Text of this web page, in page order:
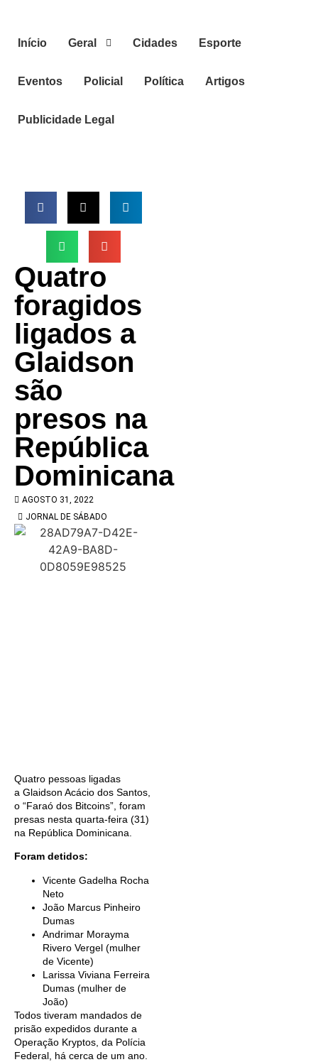
Início Geral Cidades Esporte
Eventos Policial Política Artigos
Publicidade Legal
Quatro
foragidos
ligados a
Glaidson
são
presos na
República
Dominicana
AGOSTO 31, 2022
JORNAL DE SÁBADO
Quatro pessoas ligadas
a Glaidson Acácio dos Santos,
o “Faraó dos Bitcoins”, foram
presas nesta quarta-feira (31)
na República Dominicana.
Foram detidos:
Vicente Gadelha Rocha
Neto
João Marcus Pinheiro
Dumas
Andrimar Morayma
Rivero Vergel (mulher
de Vicente)
Larissa Viviana Ferreira
Dumas (mulher de
João)
Todos tiveram mandados de
prisão expedidos durante a
Operação Kryptos, da Polícia
Federal, há cerca de um ano.